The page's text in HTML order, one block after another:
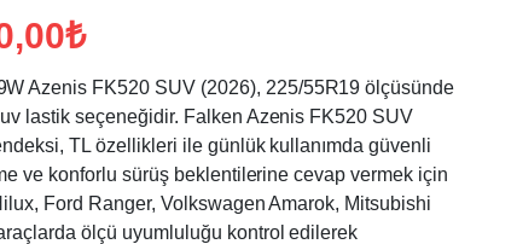
₺
Azenis FK520 SUV (2026), 225/55R19 ölçüsünde
lastik seçeneğidir. Falken Azenis FK520 SUV
TL özellikleri ile günlük kullanımda güvenli
ve konforlu sürüş beklentilerine cevap vermek için
Ford Ranger, Volkswagen Amarok, Mitsubishi
ölçü uyumluluğu kontrol edilerek